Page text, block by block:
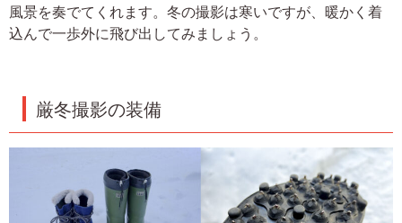
風景を奏でてくれます。冬の撮影は寒いですが、暖かく着
込んで一歩外に飛び出してみましょう。
厳冬撮影の装備